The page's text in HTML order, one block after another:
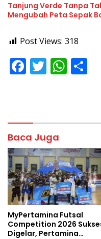
Tanjung Verde Tanpa
Mengubah Peta Sepak
Post Views: 318
F
o
o
k
T W
p
p
Baca Juga
MyPertamina Futsal
Competition 2026
Digelar, Pertamina